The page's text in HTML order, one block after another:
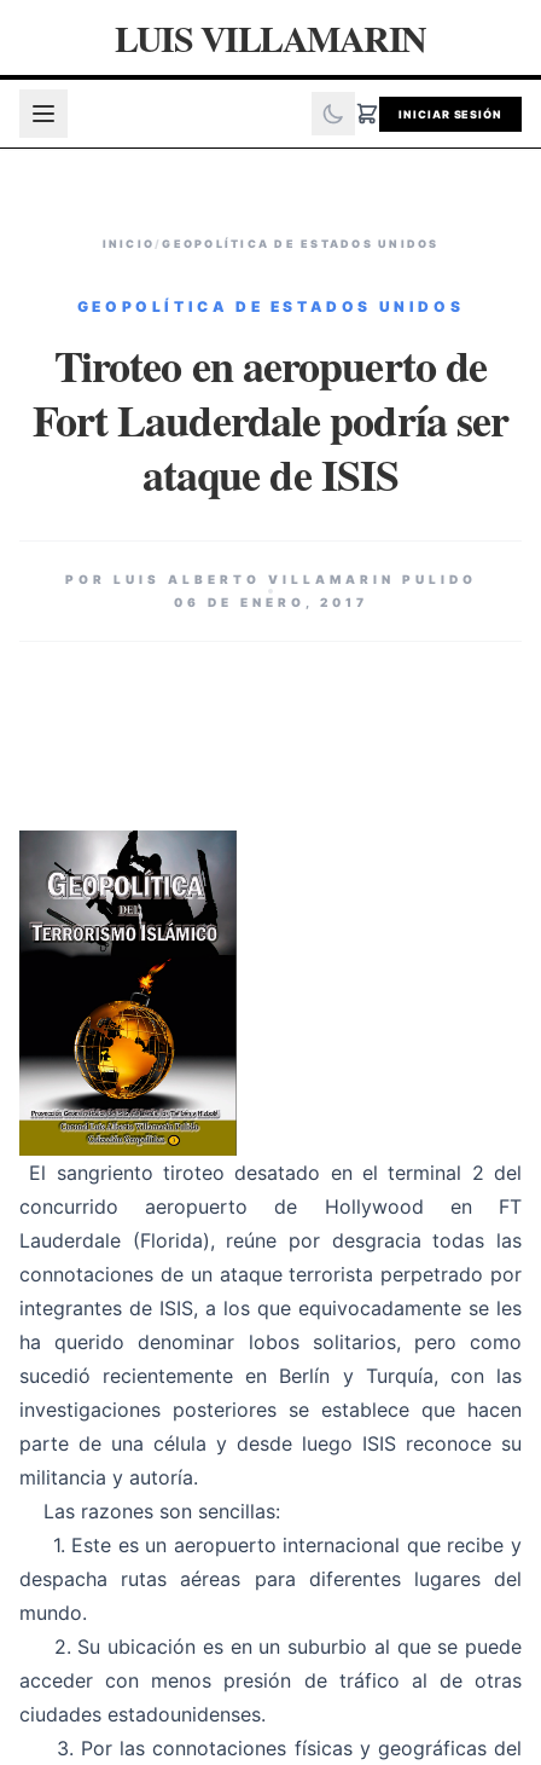
LUIS VILLAMARIN
INICIAR SESIÓN
INICIO /GEOPOLÍTICA DE ESTADOS UNIDOS
GEOPOLÍTICA DE ESTADOS UNIDOS
Tiroteo en aeropuerto de
Fort Lauderdale podría ser
ataque de ISIS
POR LUIS ALBERTO VILLAMARIN PULIDO
06 DE ENERO, 2017
El sangriento tiroteo desatado en el terminal 2 del
concurrido aeropuerto de Hollywood en FT
Lauderdale (Florida), reúne por desgracia todas las
connotaciones de un ataque terrorista perpetrado por
integrantes de ISIS, a los que equivocadamente se les
ha querido denominar lobos solitarios, pero como
sucedió recientemente en Berlín y Turquía, con las
investigaciones posteriores se establece que hacen
parte de una célula y desde luego ISIS reconoce su
militancia y autoría.
Las razones son sencillas:
1. Este es un aeropuerto internacional que recibe y
despacha rutas aéreas para diferentes lugares del
mundo.
2. Su ubicación es en un suburbio al que se puede
acceder con menos presión de tráfico al de otras
ciudades estadounidenses.
3. Por las connotaciones físicas y geográficas del